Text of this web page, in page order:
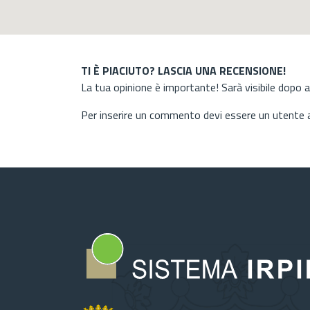
TI È PIACIUTO? LASCIA UNA RECENSIONE!
La tua opinione è importante! Sarà visibile dopo
Per inserire un commento devi essere un